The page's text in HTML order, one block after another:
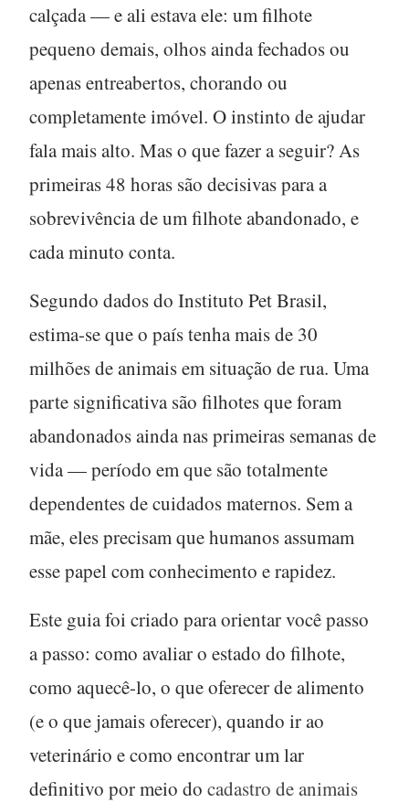
calçada — e ali estava ele: um filhote
pequeno demais, olhos ainda fechados ou
apenas entreabertos, chorando ou
completamente imóvel. O instinto de ajudar
fala mais alto. Mas o que fazer a seguir? As
primeiras 48 horas são decisivas para a
sobrevivência de um filhote abandonado, e
cada minuto conta.
Segundo dados do Instituto Pet Brasil,
estima-se que o país tenha mais de 30
milhões de animais em situação de rua. Uma
parte significativa são filhotes que foram
abandonados ainda nas primeiras semanas de
vida — período em que são totalmente
dependentes de cuidados maternos. Sem a
mãe, eles precisam que humanos assumam
esse papel com conhecimento e rapidez.
Este guia foi criado para orientar você passo
a passo: como avaliar o estado do filhote,
como aquecê-lo, o que oferecer de alimento
(e o que jamais oferecer), quando ir ao
veterinário e como encontrar um lar
definitivo por meio do cadastro de animais